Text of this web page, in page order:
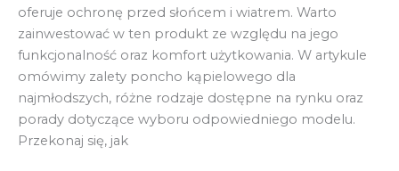
oferuje ochronę przed słońcem i wiatrem. Warto
zainwestować w ten produkt ze względu na jego
funkcjonalność oraz komfort użytkowania. W artykule
omówimy zalety poncho kąpielowego dla
najmłodszych, różne rodzaje dostępne na rynku oraz
porady dotyczące wyboru odpowiedniego modelu.
Przekonaj się, jak